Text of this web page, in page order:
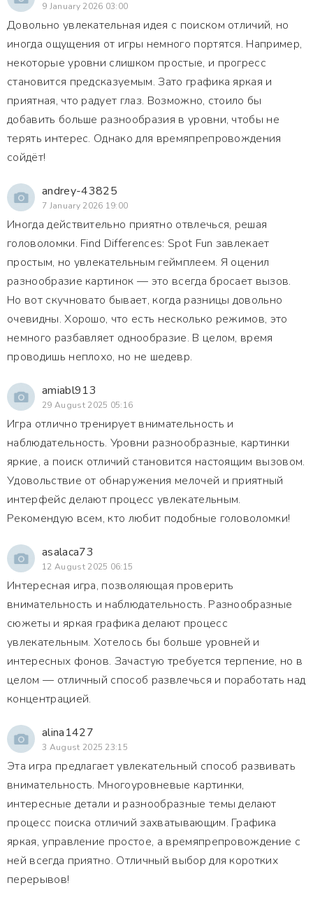
9 January 2026 03:00
Довольно увлекательная идея с поиском отличий, но
иногда ощущения от игры немного портятся. Например,
некоторые уровни слишком простые, и прогресс
становится предсказуемым. Зато графика яркая и
приятная, что радует глаз. Возможно, стоило бы
добавить больше разнообразия в уровни, чтобы не
терять интерес. Однако для времяпрепровождения
сойдёт!
andrey-43825
7 January 2026 19:00
Иногда действительно приятно отвлечься, решая
головоломки. Find Differences: Spot Fun завлекает
простым, но увлекательным геймплеем. Я оценил
разнообразие картинок — это всегда бросает вызов.
Но вот скучновато бывает, когда разницы довольно
очевидны. Хорошо, что есть несколько режимов, это
немного разбавляет однообразие. В целом, время
проводишь неплохо, но не шедевр.
amiabl913
29 August 2025 05:16
Игра отлично тренирует внимательность и
наблюдательность. Уровни разнообразные, картинки
яркие, а поиск отличий становится настоящим вызовом.
Удовольствие от обнаружения мелочей и приятный
интерфейс делают процесс увлекательным.
Рекомендую всем, кто любит подобные головоломки!
asalaca73
12 August 2025 06:15
Интересная игра, позволяющая проверить
внимательность и наблюдательность. Разнообразные
сюжеты и яркая графика делают процесс
увлекательным. Хотелось бы больше уровней и
интересных фонов. Зачастую требуется терпение, но в
целом — отличный способ развлечься и поработать над
концентрацией.
alina1427
3 August 2025 23:15
Эта игра предлагает увлекательный способ развивать
внимательность. Многоуровневые картинки,
интересные детали и разнообразные темы делают
процесс поиска отличий захватывающим. Графика
яркая, управление простое, а времяпрепровождение с
ней всегда приятно. Отличный выбор для коротких
перерывов!